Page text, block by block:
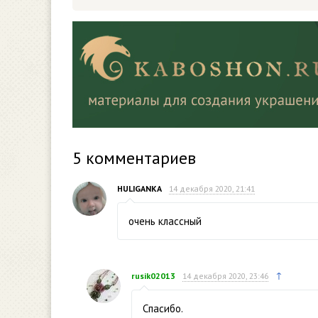
5 комментариев
HULIGANKA 14 декабря 2020, 21:41
очень классный
rusik02013 14 декабря 2020, 23:46 ↑
Спасибо.